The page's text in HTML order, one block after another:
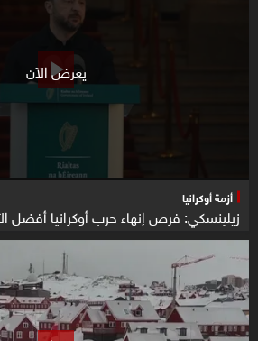
يعرض الآن
أزمة أوكرانيا
زيلينسكي: فرص إنهاء حرب أوكرانيا